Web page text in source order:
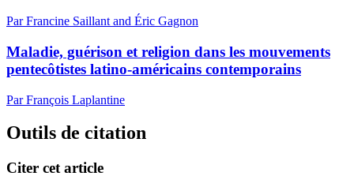
Par Francine Saillant and Éric Gagnon
Maladie, guérison et religion dans les mouvements
pentecôtistes latino-américains contemporains
Par François Laplantine
Outils de citation
Citer cet article